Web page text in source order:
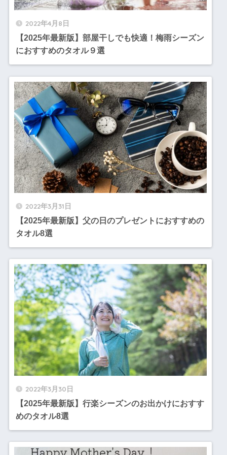
2022年4月8日
【2025年最新版】部屋干しでも快適！梅雨シーズン
におすすめのタオル９選
2022年3月31日
【2025年最新版】父の日のプレゼントにおすすめの
タオル8選
2022年3月30日
【2025年最新版】行楽シーズンのお出かけにおすす
めのタオル8選